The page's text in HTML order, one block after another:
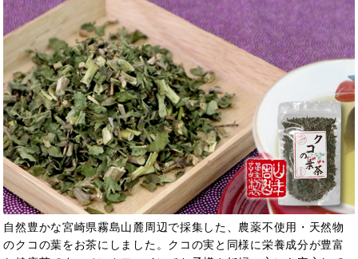
自然豊かな宮崎県霧島山麓周辺で採集した、農薬不使用・天然物
のクコの葉をお茶にしました。クコの実と同様に栄養成分が豊富